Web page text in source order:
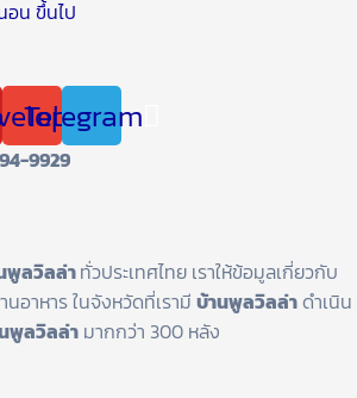
อน ขึ้นไป
Telegram
9929
พูลวิลล่าทั่วประเทศไทย เราให้ข้อมูลเกี่ยวกับ
นอาหาร ในจังหวัดที่เรามี บ้านพูลวิลล่าดำเนิน
พูลวิลล่า มากกว่า 300 หลัง